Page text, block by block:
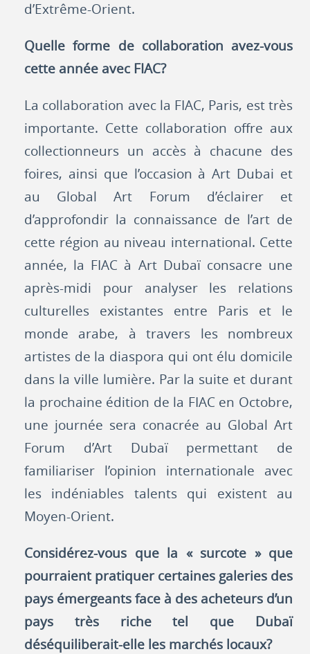
d’Extrême-Orient.
Quelle forme de collaboration avez-vous
cette année avec FIAC?
La collaboration avec la FIAC, Paris, est très
importante. Cette collaboration offre aux
collectionneurs un accès à chacune des
foires, ainsi que l’occasion à Art Dubai et
au Global Art Forum d’éclairer et
d’approfondir la connaissance de l’art de
cette région au niveau international. Cette
année, la FIAC à Art Dubaï consacre une
après-midi pour analyser les relations
culturelles existantes entre Paris et le
monde arabe, à travers les nombreux
artistes de la diaspora qui ont élu domicile
dans la ville lumière. Par la suite et durant
la prochaine édition de la FIAC en Octobre,
une journée sera conacrée au Global Art
Forum d’Art Dubaï permettant de
familiariser l’opinion internationale avec
les indéniables talents qui existent au
Moyen-Orient.
Considérez-vous que la « surcote » que
pourraient pratiquer certaines galeries des
pays émergeants face à des acheteurs d’un
pays très riche tel que Dubaï
déséquiliberait-elle les marchés locaux?